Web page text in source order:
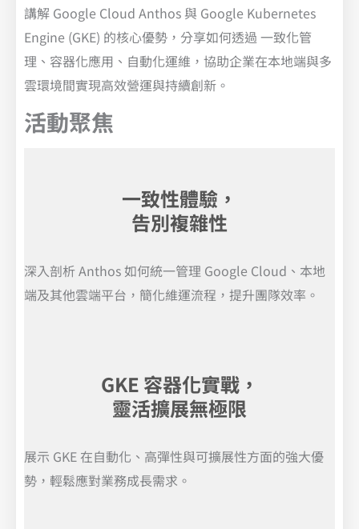
講解 Google Cloud Anthos 與 Google Kubernetes
Engine (GKE) 的核心優勢，分享如何透過 一致化管
理、容器化應用、自動化運維，協助企業在本地端與多
雲環境間實現高效營運與持續創新。
活動聚焦
一致性體驗，
告別複雜性
深入剖析 Anthos 如何統一管理 Google Cloud、本地
端及其他雲端平台，簡化維運流程，提升團隊效率。
GKE 容器化實戰，
靈活擴展無極限
展示 GKE 在自動化、高彈性與可擴展性方面的強大優
勢，輕鬆應對業務成長需求。